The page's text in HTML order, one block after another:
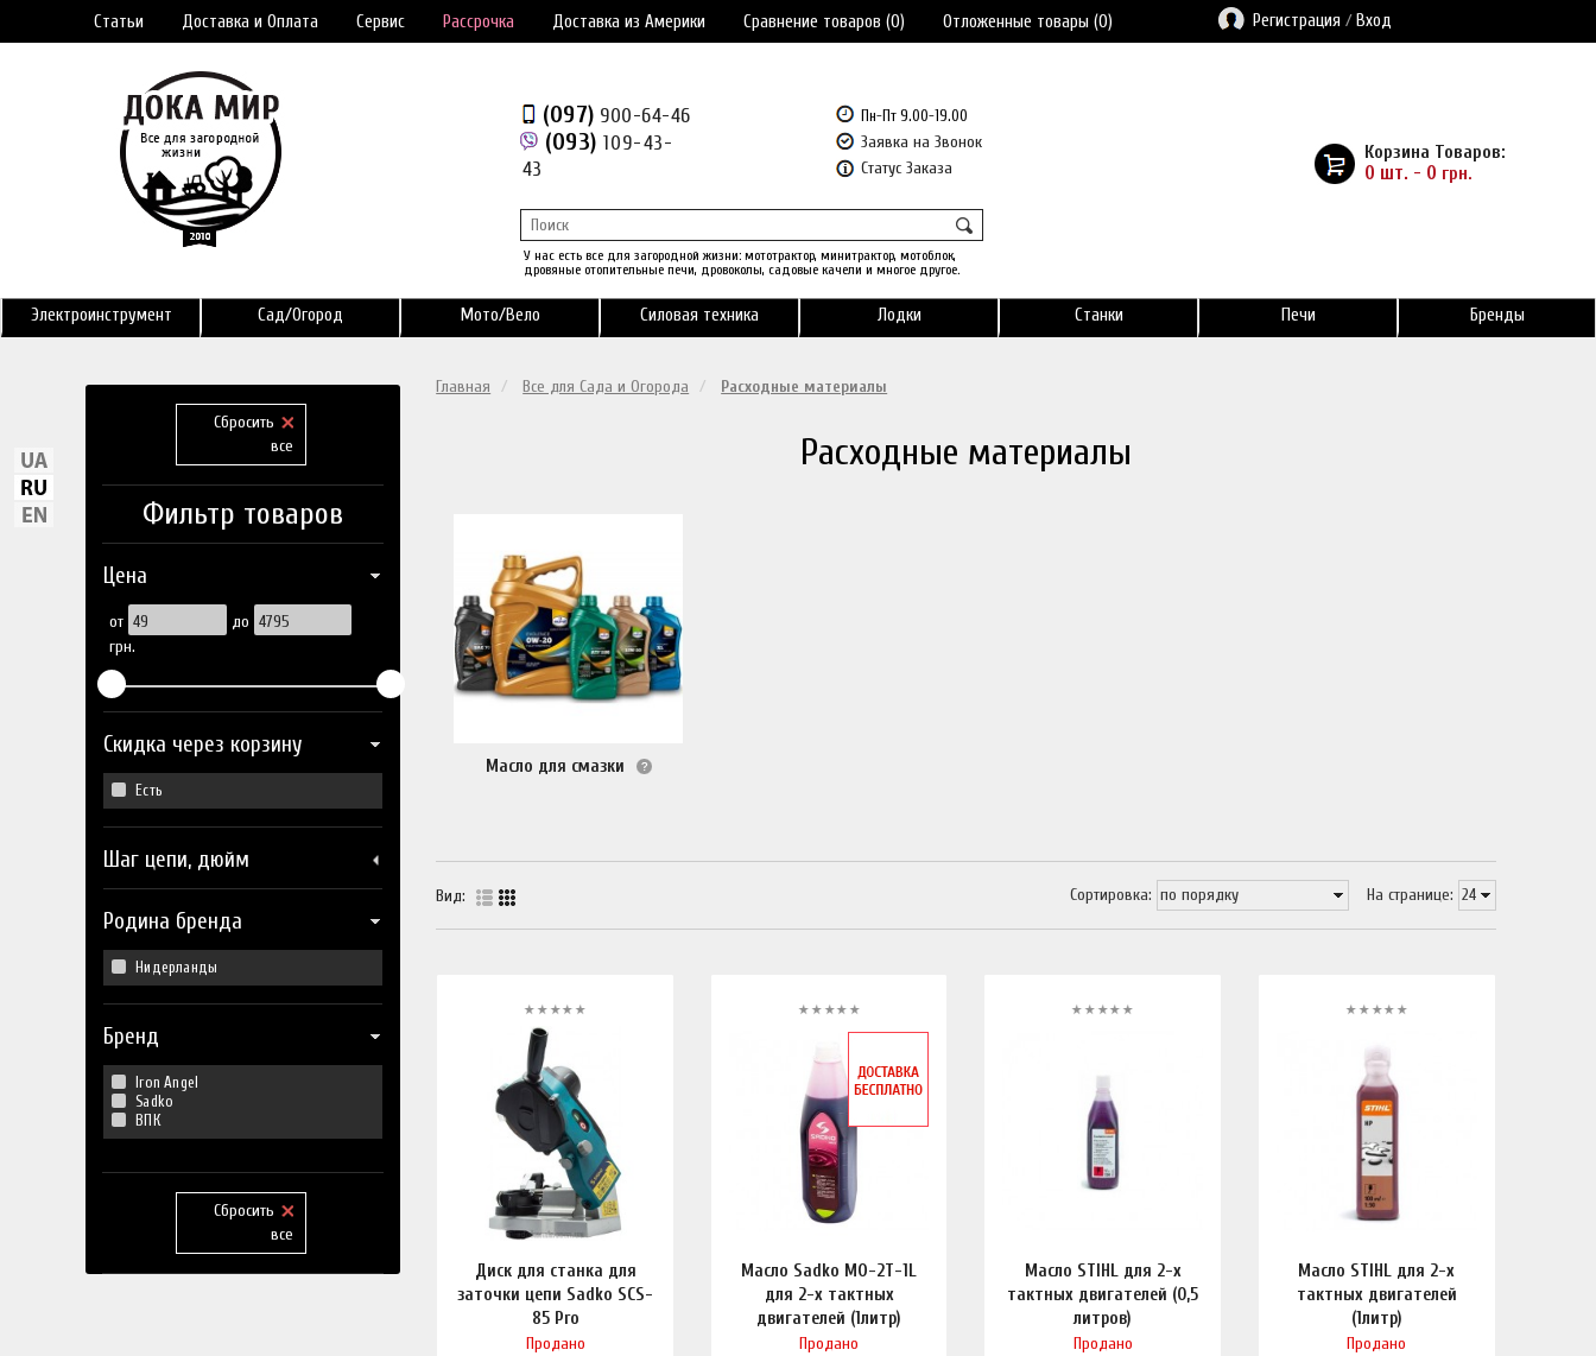
Статьи Доставка и Оплата Сервис Рассрочка Доставка из Америки Сравнение товаров (0) Отложенные товары (0) Регистрация / Вход
(097) 900-64-46
(093) 109-43-
43
Пн-Пт 9.00-19.00
Заявка на Звонок
Статус Заказа
У нас есть все для загородной жизни: мототрактор, минитрактор, мотоблок,
дровяные отопительные печи, дровоколы, садовые качели и многое другое.
Корзина Товаров:
0 шт. - 0 грн.
Электроинструмент Сад/Огород Мото/Вело Силовая техника Лодки Станки Печи Бренды
Сбросить
все
Фильтр товаров
Цена
от
до
грн.
Скидка через корзину
Есть
Шаг цепи, дюйм
Родина бренда
Нидерланды
Бренд
Iron Angel
Sadko
ВПК
Сбросить
все
Главная Все для Сада и Огорода Расходные материалы
Расходные материалы
Масло для смазки
Вид: На странице:
Сортировка:
Диск для станка для
заточки цепи Sadko SCS-
85 Pro
Продано
Масло Sadko MO-2T-1L
для 2-х тактных
двигателей (1литр)
Продано
Масло STIHL для 2-х
тактных двигателей (0,5
литров)
Продано
Масло STIHL для 2-х
тактных двигателей
(1литр)
Продано